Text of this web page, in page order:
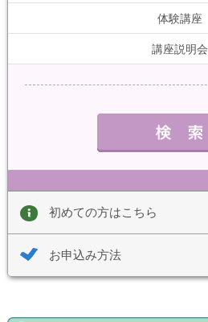
体験講座
講座説明会
初めての方はこちら
お申込み方法